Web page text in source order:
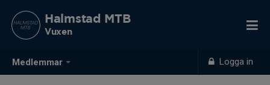
Medlemmar Logga in
Halmstad MTB
Vuxen